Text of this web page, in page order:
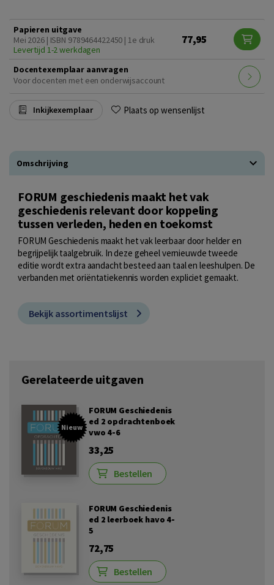
Papieren uitgave
Mei 2026 | ISBN 9789464422450 | 1e druk
Levertijd 1-2 werkdagen
77,95
Docentexemplaar aanvragen
Voor docenten met een onderwijsaccount
Inkijkexemplaar Plaats op wensenlijst
Omschrijving
FORUM geschiedenis maakt het vak
geschiedenis relevant door koppeling
tussen verleden, heden en toekomst
FORUM Geschiedenis maakt het vak leerbaar door helder en
begrijpelijk taalgebruik. In deze geheel vernieuwde tweede
editie wordt extra aandacht besteed aan taal en leeshulpen. De
verbanden met oriëntatiekennis worden expliciet gemaakt.
Bekijk assortimentslijst
Gerelateerde uitgaven
Nieuw
FORUM Geschiedenis
ed 2 opdrachtenboek
vwo 4-6
33,25
Bestellen
FORUM Geschiedenis
ed 2 leerboek havo 4-
5
72,75
Bestellen